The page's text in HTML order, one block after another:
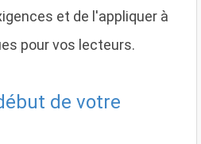
et de l'appliquer à
pour vos lecteurs.
de votre